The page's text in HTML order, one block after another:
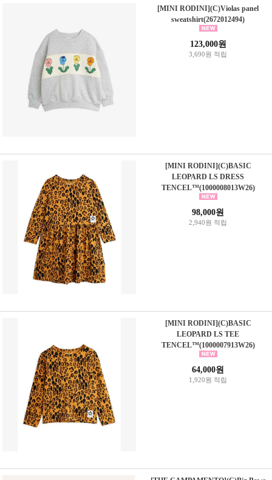
[MINI RODINI](C)Violas panel
sweatshirt(2672012494)
123,000원
3,690원 적립
[MINI RODINI](C)BASIC
LEOPARD LS DRESS
TENCEL™(1000008013W26)
98,000원
2,940원 적립
[MINI RODINI](C)BASIC
LEOPARD LS TEE
TENCEL™(1000007913W26)
64,000원
1,920원 적립